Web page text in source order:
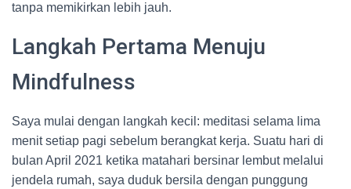
tanpa memikirkan lebih jauh.
Langkah Pertama Menuju
Mindfulness
Saya mulai dengan langkah kecil: meditasi selama lima
menit setiap pagi sebelum berangkat kerja. Suatu hari di
bulan April 2021 ketika matahari bersinar lembut melalui
jendela rumah, saya duduk bersila dengan punggung